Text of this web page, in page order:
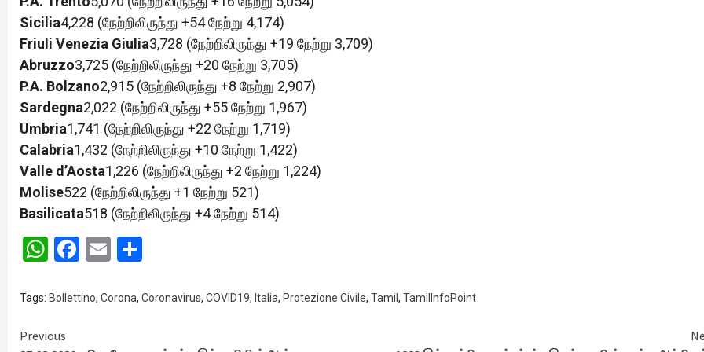
Sicilia4,228 (நேற்றிலிருந்து +54 நேற்று 4,174)
Friuli Venezia Giulia3,728 (நேற்றிலிருந்து +19 நேற்று 3,709)
Abruzzo3,725 (நேற்றிலிருந்து +20 நேற்று 3,705)
P.A. Bolzano2,915 (நேற்றிலிருந்து +8 நேற்று 2,907)
Sardegna2,022 (நேற்றிலிருந்து +55 நேற்று 1,967)
Umbria1,741 (நேற்றிலிருந்து +22 நேற்று 1,719)
Calabria1,432 (நேற்றிலிருந்து +10 நேற்று 1,422)
Valle d’Aosta1,226 (நேற்றிலிருந்து +2 நேற்று 1,224)
Molise522 (நேற்றிலிருந்து +1 நேற்று 521)
Basilicata518 (நேற்றிலிருந்து +4 நேற்று 514)
WhatsApp
Facebook
Email
Tags: Bollettino, Corona, Coronavirus, COVID19, Italia, Protezione Civile, Tamil , TamilInfoPoint
Continue
Previous